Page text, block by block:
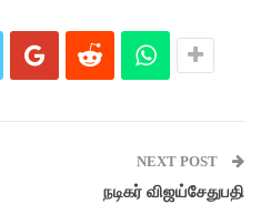
NEXT POST
நடிகர் விஜய்சேதுபதி